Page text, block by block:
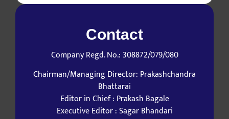
Contact
Company Regd. No.: 308872/079/080
Chairman/Managing Director: Prakashchandra
Bhattarai
Editor in Chief : Prakash Bagale
Executive Editor : Sagar Bhandari